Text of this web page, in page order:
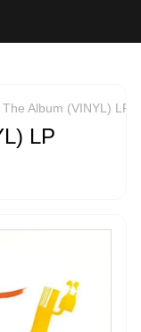
Album (VINYL) LP
LP